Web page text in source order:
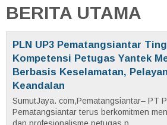
BERITA UTAMA
PLN UP3 Pematangsiantar
Kompetensi Petugas Yantek
Berbasis Keselamatan,
Keandalan
SumutJaya. com,Pematangsiantar– PT
Pematangsiantar terus berkomitmen